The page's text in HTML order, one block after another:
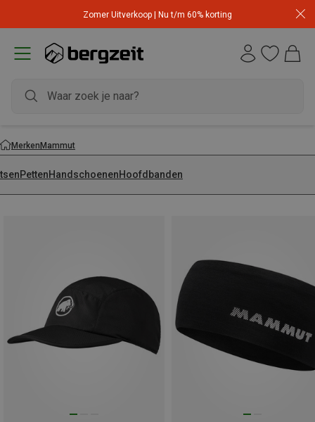
Zomer Uitverkoop | Nu t/m 60% korting
MerkenMammut
PettenHandschoenenHoofdbanden